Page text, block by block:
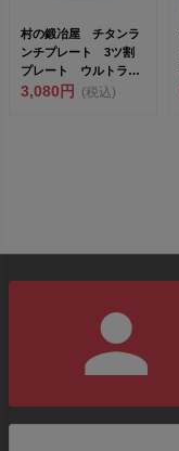
村の鍛冶屋 チタンラ
ンチプレート 3ツ割
プレート ウルトララ
イトギア 燕三条製
3,080円 (税込)